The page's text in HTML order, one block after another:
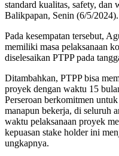
standard kualitas, safety, dan
Balikpapan, Senin (6/5/2024).
Pada kesempatan tersebut,
memiliki masa pelaksanaan
diselesaikan PTPP pada
Ditambahkan, PTPP bisa
proyek dengan waktu 15
Perseroan berkomitmen
manapun bekerja, di seluruh
waktu pelaksanaan proyek
kepuasan stake holder ini
ungkapnya.